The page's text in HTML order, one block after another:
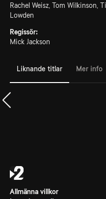
Rachel Weisz, Tom Wilkinson,
Lowden
Regissör:
Mick Jackson
Liknande titlar Mer info
Allmänna villkor